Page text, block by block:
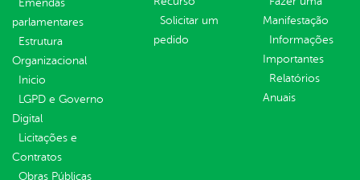
Emendas
parlamentares
Estrutura
Organizacional
Inicio
LGPD e Governo
Digital
Licitações e
Contratos
Obras Públicas
Solicitar um
pedido
Manifestação
Informações
Importantes
Relatórios
Anuais